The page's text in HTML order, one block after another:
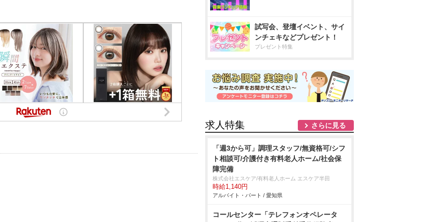
試写会、登壇イベント、サイ
ンチェキなどプレゼント！
プレゼント特集
求人特集 さらに見る
「週3から可」調理スタッフ/無資格可/シフ
ト相談可/介護付き有料老人ホーム/社会保
障完備
株式会社エスケア/有料老人ホーム エスケア半田
時給1,140円
アルバイト・パート / 愛知県
コールセンター「テレフォンオペレータ